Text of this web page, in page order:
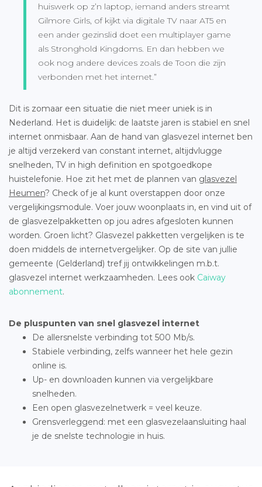
huiswerk op z’n laptop, iemand anders streamt
Gilmore Girls, of kijkt via digitale TV naar AT5 en
een ander gezinslid doet een multiplayer game
als Stronghold Kingdoms. En dan hebben we
ook nog andere devices zoals de Toon die zijn
verbonden met het internet.”
Dit is zomaar een situatie die niet meer uniek is in
Nederland. Het is duidelijk: de laatste jaren is stabiel en snel
internet onmisbaar. Aan de hand van glasvezel internet ben
je altijd verzekerd van constant internet, altijdvlugge
snelheden, TV in high definition en spotgoedkope
huistelefonie. Hoe zit het met de plannen van glasvezel
Heumen? Check of je al kunt overstappen door onze
vergelijkingsmodule. Voer jouw woonplaats in, en vind uit of
de glasvezelpakketten op jou adres afgesloten kunnen
worden. Groen licht? Glasvezel pakketten vergelijken is te
doen middels de internetvergelijker. Op de site van jullie
gemeente (Gelderland) tref jij ontwikkelingen m.b.t.
glasvezel internet werkzaamheden. Lees ook Caiway
abonnement.
De pluspunten van snel glasvezel internet
De allersnelste verbinding tot 500 Mb/s.
Stabiele verbinding, zelfs wanneer het hele gezin
online is.
Up- en downloaden kunnen via vergelijkbare
snelheden.
Een open glasvezelnetwerk = veel keuze.
Grensverleggend: met een glasvezelaansluiting haal
je de snelste technologie in huis.